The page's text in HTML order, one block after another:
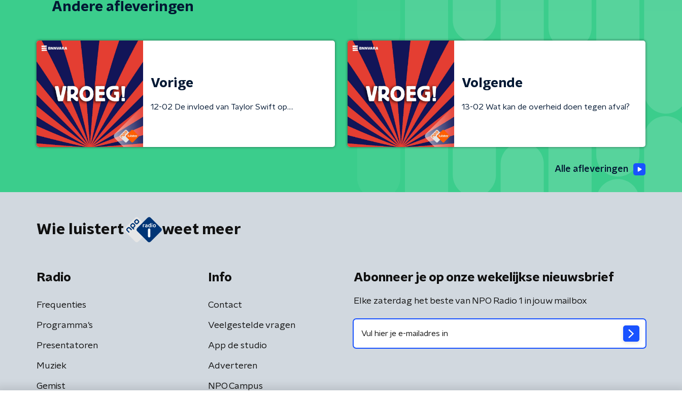
Andere afleveringen
Vorige
12-02 De invloed van Taylor Swift op....
Volgende
13-02 Wat kan de overheid doen tegen afval?
Alle afleveringen
Wie luistert weet meer
Radio
Frequenties
Programma's
Presentatoren
Muziek
Gemist
Info
Contact
Veelgestelde vragen
App de studio
Adverteren
NPO Campus
Abonneer je op onze wekelijkse nieuwsbrief
Elke zaterdag het beste van NPO Radio 1 in jouw mailbox